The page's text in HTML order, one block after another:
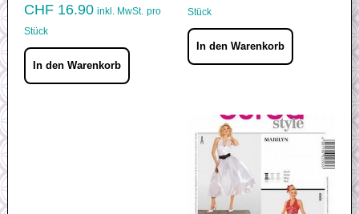
CHF16.90 inkl. MwSt. pro
Stück
In den Warenkorb
Stück
In den Warenkorb